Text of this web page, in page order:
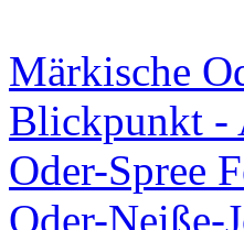
Märkische
Blickpunkt -
Oder-Spree
Oder-Neiße-